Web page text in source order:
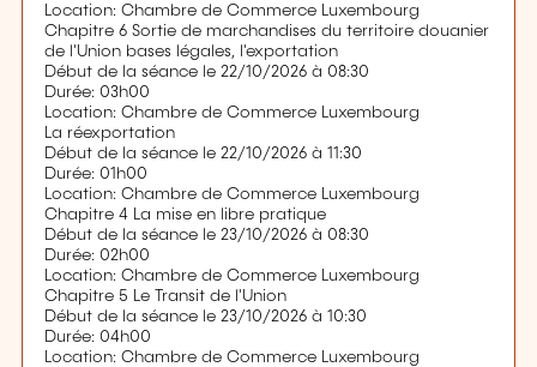
Location: Chambre de Commerce Luxembourg
Chapitre 6 Sortie de marchandises du territoire douanier
de l'Union bases légales, l'exportation
Début de la séance le 22/10/2026 à 08:30
Durée: 03h00
Location: Chambre de Commerce Luxembourg
La réexportation
Début de la séance le 22/10/2026 à 11:30
Durée: 01h00
Location: Chambre de Commerce Luxembourg
Chapitre 4 La mise en libre pratique
Début de la séance le 23/10/2026 à 08:30
Durée: 02h00
Location: Chambre de Commerce Luxembourg
Chapitre 5 Le Transit de l'Union
Début de la séance le 23/10/2026 à 10:30
Durée: 04h00
Location: Chambre de Commerce Luxembourg